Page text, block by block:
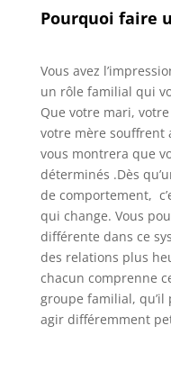
Pourquoi faire
Vous avez
un rôle familial qui
Que votre mari,
votre mère souffrent
vous montrera que
déterminés .Dès
de comportement,
qui change. Vous
différente dans ce
des relations plus
chacun comprenne
groupe familial,
agir différemment